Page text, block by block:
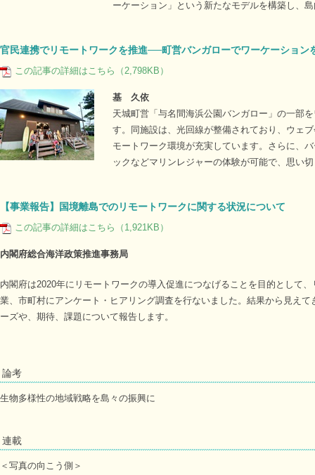
ーケーション」という新たなモデルを構築し、
官民連携でリモートワークを推進──町営バンガローでワーケーショ
この記事の詳細はこちら（2,798KB）
基 久依
天城町営「与名間海浜公園バンガロー」の一部
す。同施設は、光回線が整備されており、ウェ
モートワーク環境が充実しています。さらに、
ックなどマリンレジャーの体験が可能で、思い
【事業報告】国境離島でのリモートワークに関する状況について
この記事の詳細はこちら（1,921KB）
内閣府総合海洋政策推進事務局
内閣府は2020年にリモートワークの導入促進につなげることを目的として
業、市町村にアンケート・ヒアリング調査を行ないました。結果から見え
ーズや、期待、課題について報告します。
論考
生物多様性の地域戦略を島々の振興に
連載
＜写真の向こう側＞